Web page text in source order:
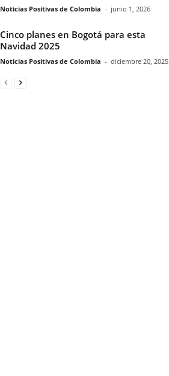
Noticias Positivas de Colombia - junio 1, 2026
Cinco planes en Bogotá para esta
Navidad 2025
Noticias Positivas de Colombia - diciembre 20, 2025